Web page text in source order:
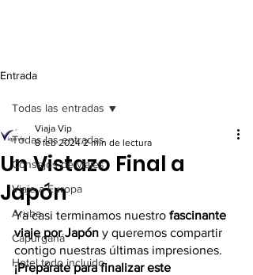
Entrada
Todas las entradas
Consejos de viajes
Viaje a Europa
Aruba
Capurganá
Hotel todo incluido
Todas las entradas
Un Vistazo Final a
Japón
Viaja Vip
8 feb 2024 2 min de lectura
Ya casi terminamos nuestro fascinante
viaje por Japón y queremos compartir
contigo nuestras últimas impresiones.
¡Prepárate para finalizar este